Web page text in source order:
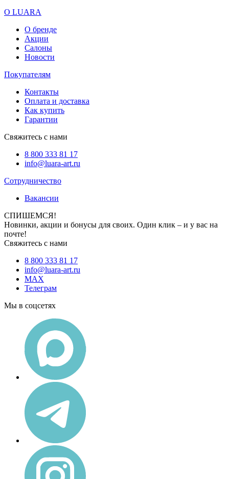
О LUARA
О бренде
Акции
Салоны
Новости
Покупателям
Контакты
Оплата и доставка
Как купить
Гарантии
Свяжитесь с нами
8 800 333 81 17
info@luara-art.ru
Сотрудничество
Вакансии
СПИШЕМСЯ!
Новинки, акции и бонусы для своих. Один клик – и у вас на
почте!
Свяжитесь с нами
8 800 333 81 17
info@luara-art.ru
MAX
Телеграм
Мы в соцсетях